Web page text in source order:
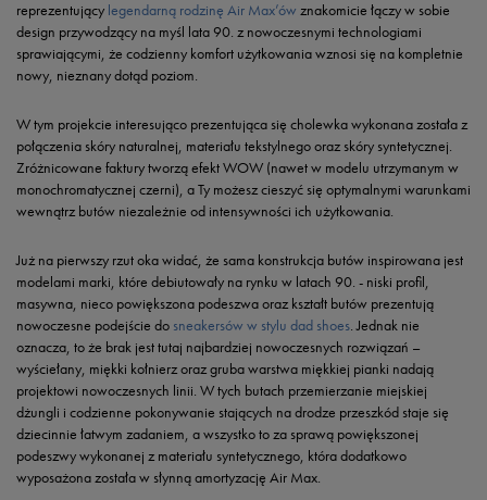
reprezentujący legendarną rodzinę Air Max’ów znakomicie łączy w sobie
design przywodzący na myśl lata 90. z nowoczesnymi technologiami
sprawiającymi, że codzienny komfort użytkowania wznosi się na kompletnie
nowy, nieznany dotąd poziom.
W tym projekcie interesująco prezentująca się cholewka wykonana została z
połączenia skóry naturalnej, materiału tekstylnego oraz skóry syntetycznej.
Zróżnicowane faktury tworzą efekt WOW (nawet w modelu utrzymanym w
monochromatycznej czerni), a Ty możesz cieszyć się optymalnymi warunkami
wewnątrz butów niezależnie od intensywności ich użytkowania.
Już na pierwszy rzut oka widać, że sama konstrukcja butów inspirowana jest
modelami marki, które debiutowały na rynku w latach 90. - niski profil,
masywna, nieco powiększona podeszwa oraz kształt butów prezentują
nowoczesne podejście do sneakersów w stylu dad shoes. Jednak nie
oznacza, to że brak jest tutaj najbardziej nowoczesnych rozwiązań –
wyściełany, miękki kołnierz oraz gruba warstwa miękkiej pianki nadają
projektowi nowoczesnych linii. W tych butach przemierzanie miejskiej
dżungli i codzienne pokonywanie stających na drodze przeszkód staje się
dziecinnie łatwym zadaniem, a wszystko to za sprawą powiększonej
podeszwy wykonanej z materiału syntetycznego, która dodatkowo
wyposażona została w słynną amortyzację Air Max.